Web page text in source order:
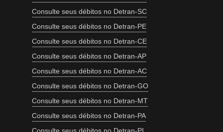
Consulte seus débitos no Detran-SC
Consulte seus débitos no Detran-PE
Consulte seus débitos no Detran-CE
Consulte seus débitos no Detran-AP
Consulte seus débitos no Detran-AC
Consulte seus débitos no Detran-GO
Consulte seus débitos no Detran-MT
Consulte seus débitos no Detran-PA